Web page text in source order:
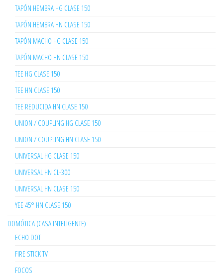
TAPÓN HEMBRA HG CLASE 150
TAPÓN HEMBRA HN CLASE 150
TAPÓN MACHO HG CLASE 150
TAPÓN MACHO HN CLASE 150
TEE HG CLASE 150
TEE HN CLASE 150
TEE REDUCIDA HN CLASE 150
UNION / COUPLING HG CLASE 150
UNION / COUPLING HN CLASE 150
UNIVERSAL HG CLASE 150
UNIVERSAL HN CL-300
UNIVERSAL HN CLASE 150
YEE 45° HN CLASE 150
DOMÓTICA (CASA INTELIGENTE)
ECHO DOT
FIRE STICK TV
FOCOS